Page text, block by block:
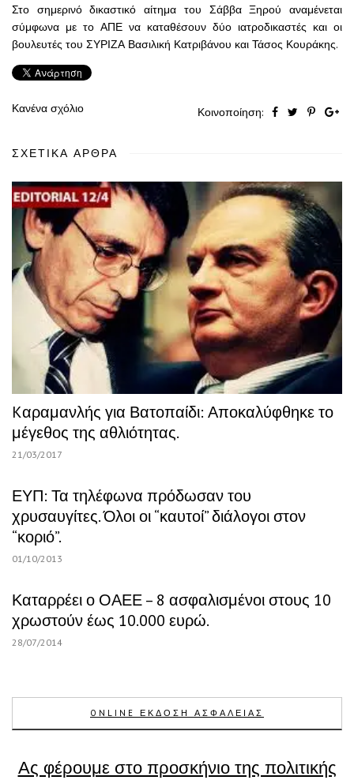
Στο σημερινό δικαστικό αίτημα του Σάββα Ξηρού αναμένεται
σύμφωνα με το ΑΠΕ να καταθέσουν δύο ιατροδικαστές και οι
βουλευτές του ΣΥΡΙΖΑ Βασιλική Κατριβάνου και Τάσος Κουράκης.
Κανένα σχόλιο Κοινοποίηση:
ΣΧΕΤΙΚΆ ΆΡΘΡΑ
Kαραμανλής για Βατοπαίδι: Αποκαλύφθηκε το
μέγεθος της αθλιότητας.
21/03/2017
ΕΥΠ: Τα τηλέφωνα πρόδωσαν του
χρυσαυγίτες. Όλοι οι “καυτοί” διάλογοι στον
“κοριό”.
01/10/2013
Καταρρέει ο ΟΑΕΕ – 8 ασφαλισμένοι στους 10
χρωστούν έως 10.000 ευρώ.
28/07/2014
ONLINE ΕΚΔΟΣΗ ΑΣΦΑΛΕΙΑΣ
Ας φέρουμε στο προσκήνιο της πολιτικής